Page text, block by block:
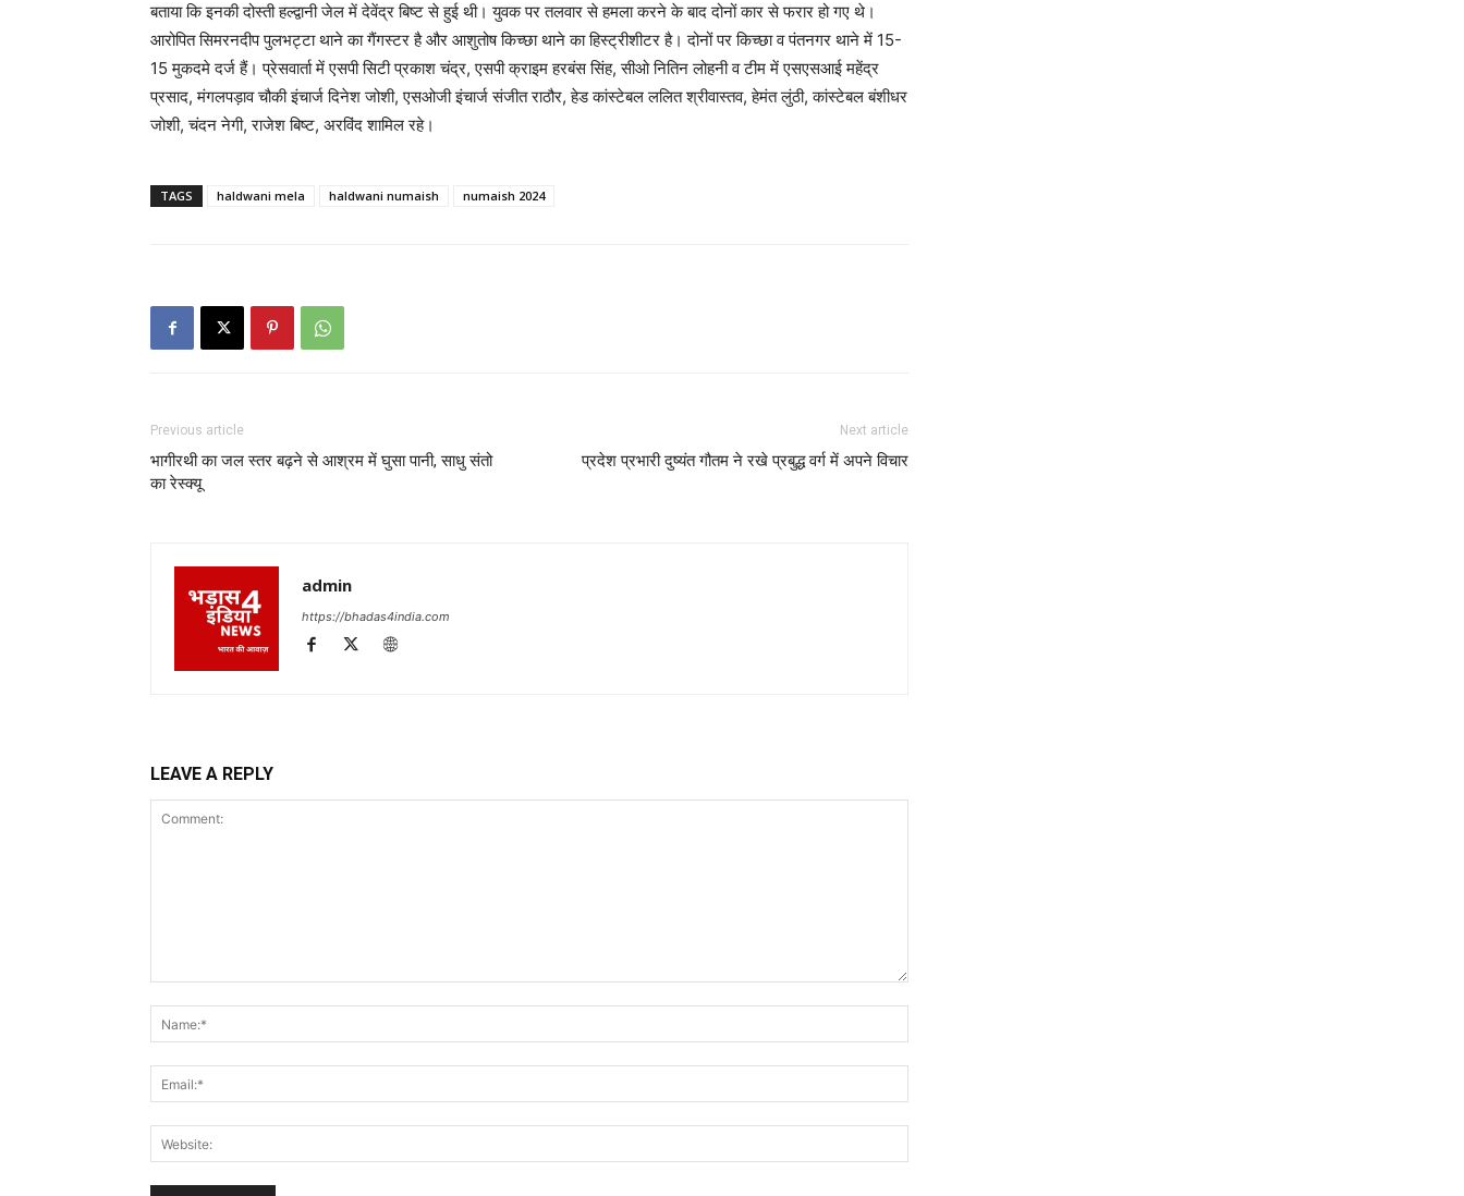
बताया कि इनकी दोस्ती हल्द्वानी जेल में देवेंद्र बिष्ट से हुई थी। युवक पर तलवार से हमला करने के बाद दोनों कार से फरार हो गए थे।
आरोपित सिमरनदीप पुलभट्टा थाने का गैंगस्टर है और आशुतोष किच्छा थाने का हिस्ट्रीशीटर है। दोनों पर किच्छा व पंतनगर थाने में 15-
15 मुकदमे दर्ज हैं। प्रेसवार्ता में एसपी सिटी प्रकाश चंद्र, एसपी क्राइम हरबंस सिंह, सीओ नितिन लोहनी व टीम में एसएसआई महेंद्र
प्रसाद, मंगलपड़ाव चौकी इंचार्ज दिनेश जोशी, एसओजी इंचार्ज संजीत राठौर, हेड कांस्टेबल ललित श्रीवास्तव, हेमंत लुंठी, कांस्टेबल बंशीधर
जोशी, चंदन नेगी, राजेश बिष्ट, अरविंद शामिल रहे।
TAGS haldwani mela haldwani numaish numaish 2024
Previous article
भागीरथी का जल स्तर बढ़ने से आश्रम में घुसा पानी, साधु संतो
का रेस्क्यू
Next article
प्रदेश प्रभारी दुष्यंत गौतम ने रखे प्रबुद्ध वर्ग में अपने विचार
admin
https://bhadas4india.com
LEAVE A REPLY